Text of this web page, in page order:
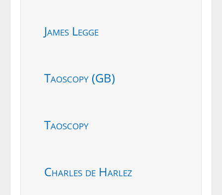
James Legge
Taoscopy (GB)
Taoscopy
Charles de Harlez